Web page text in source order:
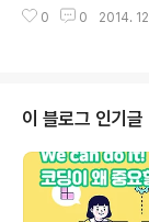
2014년까지 총 9개 국
(’13학년도 123명) --
다. 교육부는 2007년부
(MBA) 신입생 모집 및
표하고 있습니다. 경영
전문대학원(MBA)은
경쟁력 있는 경영전문
0 0 2014.
이 블로그 인기글